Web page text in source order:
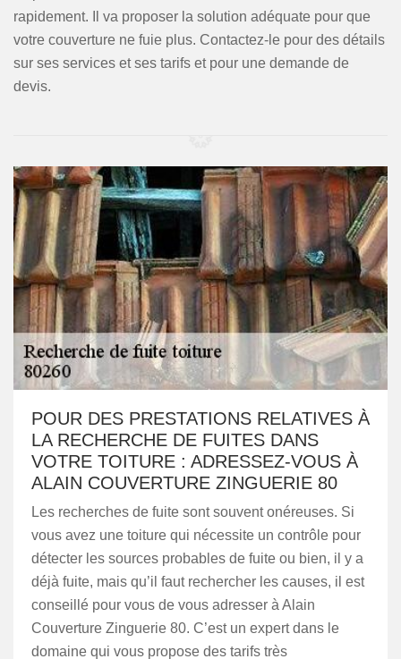
rapidement. Il va proposer la solution adéquate pour que
votre couverture ne fuie plus. Contactez-le pour des détails
sur ses services et ses tarifs et pour une demande de
devis.
POUR DES PRESTATIONS RELATIVES À
LA RECHERCHE DE FUITES DANS
VOTRE TOITURE : ADRESSEZ-VOUS À
ALAIN COUVERTURE ZINGUERIE 80
Les recherches de fuite sont souvent onéreuses. Si
vous avez une toiture qui nécessite un contrôle pour
détecter les sources probables de fuite ou bien, il y a
déjà fuite, mais qu’il faut rechercher les causes, il est
conseillé pour vous de vous adresser à Alain
Couverture Zinguerie 80. C’est un expert dans le
domaine qui vous propose des tarifs très